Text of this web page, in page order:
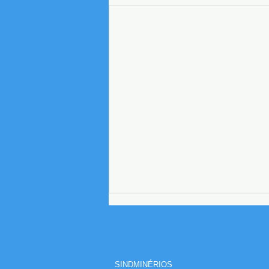
SINDMINÉRIOS